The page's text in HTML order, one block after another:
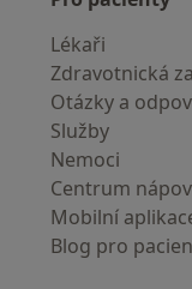
Lékaři
Zdravotnická
Otázky a
Služby
Nemoci
Centrum
Mobilní
Blog pro